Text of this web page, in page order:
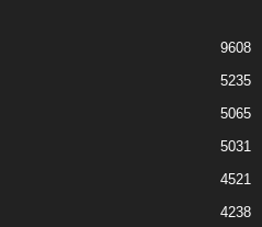
9608
5235
5065
5031
4521
4238